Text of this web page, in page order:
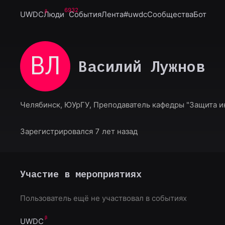
UWDCЛюди6932
СобытияЛента#uwdcСообществаБот
ВЛ Василий Лужнов
Челябинск, ЮУрГУ, Преподаватель кафедры "Защита
Зарегистрировался 7 лет назад
Участие в мероприятиях
Пользователь ещё не участвовал в событиях
UWDC